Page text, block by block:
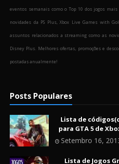
eventos semanais como o Top 10 dos jogos
novidades da PS Plus, Xbox Live Games with
assuntos relacionados a streaming como as
Disney Plus. Melhores ofertas, promoções e
postadas anualmente!
Posts Populares
Lista de
para GTA 5 de
Setembro 16,
Lista de Jogos